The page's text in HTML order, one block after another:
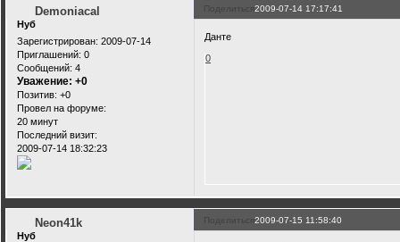
Поделиться2009-07-14 17:17:41
Demoniacal
Нуб
Зарегистрирован: 2009-07-14
Приглашений: 0
Сообщений: 4
Уважение: +0
Позитив: +0
Провел на форуме:
20 минут
Последний визит:
2009-07-14 18:32:23
Данте
0
Поделиться2009-07-15 11:58:40
Neon41k
Нуб